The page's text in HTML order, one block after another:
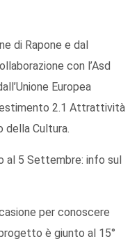
di Rapone e dal
con l’Asd
Europea
2.1 Attrattività
della Cultura.
al 5 Settembre: info sul
per conoscere
è giunto al 15°